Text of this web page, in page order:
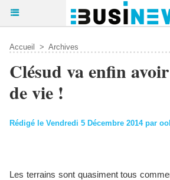
Accueil > Archives
Clésud va enfin
de vie !
Rédigé le Vendredi 5 Décembre 2014 par
Les terrains sont quasiment tous